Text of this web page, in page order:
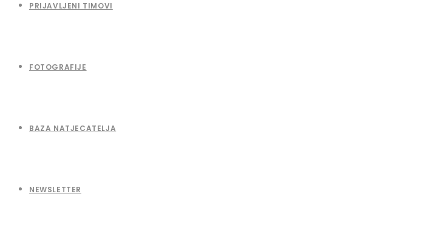
PRIJAVLJENI TIMOVI
FOTOGRAFIJE
BAZA NATJECATELJA
NEWSLETTER